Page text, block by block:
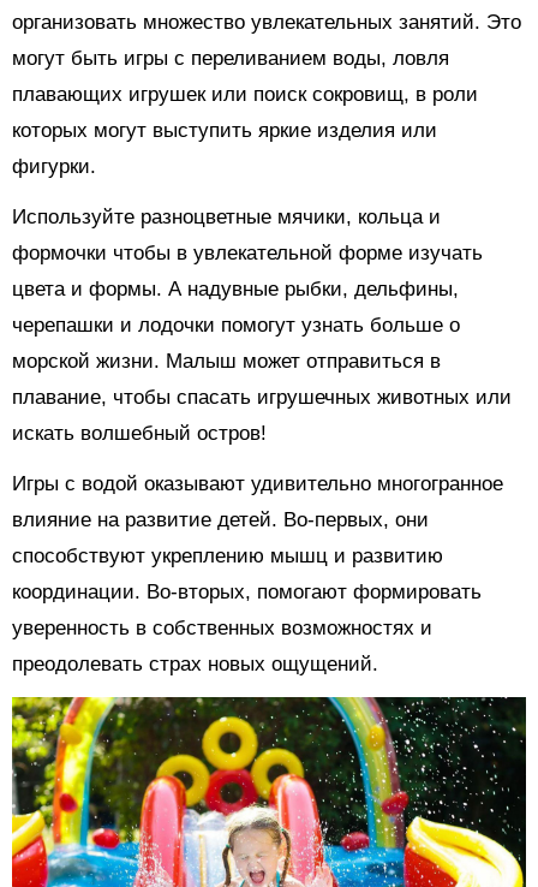
организовать множество увлекательных занятий. Это
могут быть игры с переливанием воды, ловля
плавающих игрушек или поиск сокровищ, в роли
которых могут выступить яркие изделия или
фигурки.
Используйте разноцветные мячики, кольца и
формочки чтобы в увлекательной форме изучать
цвета и формы. А надувные рыбки, дельфины,
черепашки и лодочки помогут узнать больше о
морской жизни. Малыш может отправиться в
плавание, чтобы спасать игрушечных животных или
искать волшебный остров!
Игры с водой оказывают удивительно многогранное
влияние на развитие детей. Во-первых, они
способствуют укреплению мышц и развитию
координации. Во-вторых, помогают формировать
уверенность в собственных возможностях и
преодолевать страх новых ощущений.